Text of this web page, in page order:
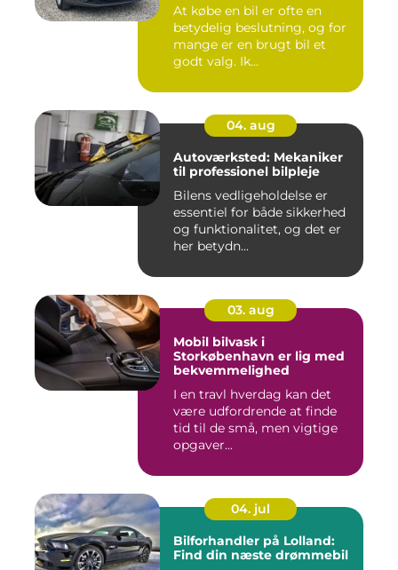
At købe en bil er ofte en
betydelig beslutning, og for
mange er en brugt bil et
godt valg. Ik...
04. aug
Autoværksted: Mekaniker
til professionel bilpleje
Bilens vedligeholdelse er
essentiel for både sikkerhed
og funktionalitet, og det er
her betydn...
03. aug
Mobil bilvask i
Storkøbenhavn er lig med
bekvemmelighed
I en travl hverdag kan det
være udfordrende at finde
tid til de små, men vigtige
opgaver...
04. jul
Bilforhandler på Lolland:
Find din næste drømmebil